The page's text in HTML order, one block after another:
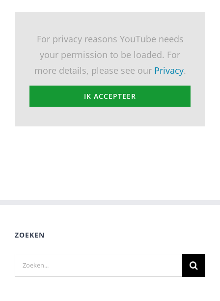
For privacy reasons YouTube needs
your permission to be loaded. For
more details, please see our Privacy.
IK ACCEPTEER
ZOEKEN
Zoeken
naar: